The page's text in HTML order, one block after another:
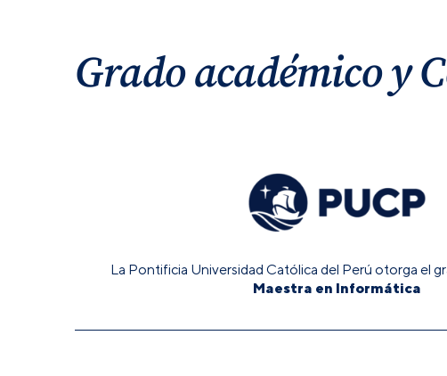
Grado académico y
La Pontificia Universidad Católica del Perú otorga el
Maestra en Informática